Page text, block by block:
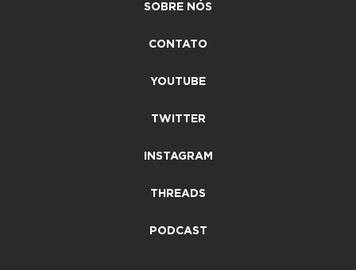
SOBRE NÓS
CONTATO
YOUTUBE
TWITTER
INSTAGRAM
THREADS
PODCAST